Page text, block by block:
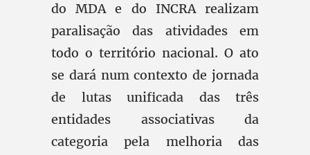
do MDA e do INCRA realizam
paralisação das atividades em
todo o território nacional. O ato
se dará num contexto de jornada
de lutas unificada das três
entidades associativas da
categoria pela melhoria das